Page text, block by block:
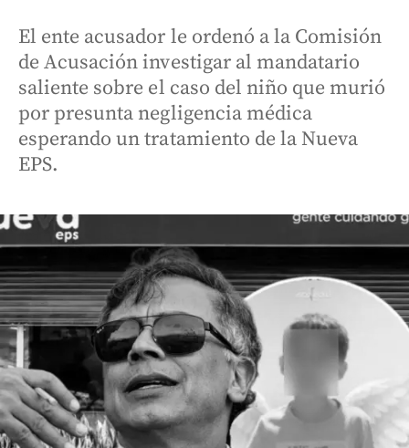
El ente acusador le ordenó a la Comisión
de Acusación investigar al mandatario
saliente sobre el caso del niño que murió
por presunta negligencia médica
esperando un tratamiento de la Nueva
EPS.